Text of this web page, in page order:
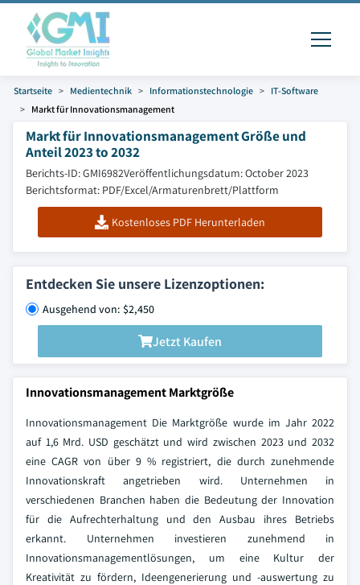
Startseite Medientechnik Informationstechnologie
IT-Software
Markt für Innovationsmanagement
Markt für Innovationsmanagement Größe und
Anteil 2023 to 2032
Berichts-ID: GMI6982Veröffentlichungsdatum: October 2023
Berichtsformat: PDF/Excel/Armaturenbrett/Plattform
Kostenloses PDF Herunterladen
Entdecken Sie unsere Lizenzoptionen:
Ausgehend von: $2,450
Jetzt Kaufen
Innovationsmanagement Marktgröße
Innovationsmanagement Die Marktgröße wurde im Jahr 2022
auf 1,6 Mrd. USD geschätzt und wird zwischen 2023 und 2032
eine CAGR von über 9 % registriert, die durch zunehmende
Innovationskraft angetrieben wird. Unternehmen in
verschiedenen Branchen haben die Bedeutung der Innovation
für die Aufrechterhaltung und den Ausbau ihres Betriebs
erkannt. Unternehmen investieren zunehmend in
Innovationsmanagementlösungen, um eine Kultur der
Kreativität zu fördern, Ideengenerierung und -auswertung zu